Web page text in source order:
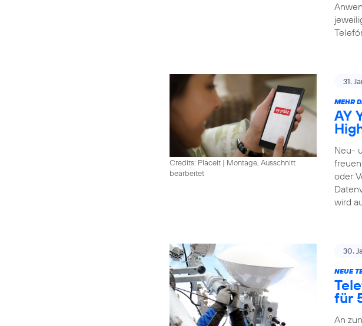
Credits: Placeit | Montage, Ausschnitt
bearbeitet
31.
MEHR
AY
Neu-
oder
wird
30.
NEUE
für
An